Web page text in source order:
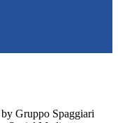
Gruppo Spaggiari